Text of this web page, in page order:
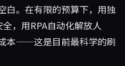
白。在有限的预算下，用独
，用RPA自动化解放人
本——这是目前最科学的刷